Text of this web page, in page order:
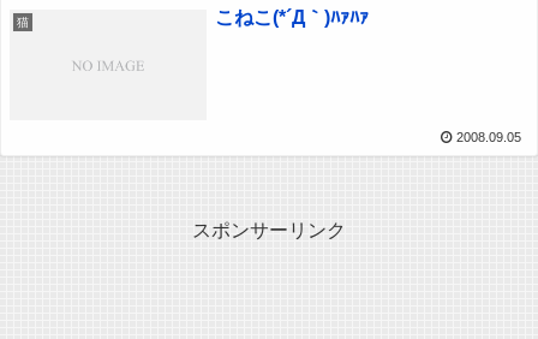
猫 こねこ(*´Д｀)ﾊｧﾊｧ
2008.09.05
スポンサーリンク